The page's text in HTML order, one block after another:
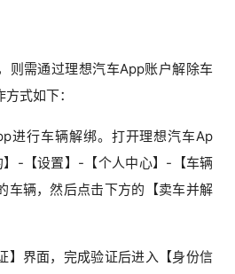
则需通过理想汽车App账户解除车
式如下：
进行车辆解绑。打开理想汽车Ap
】-【设置】-【个人中心】-【车辆
车辆，然后点击下方的【卖车并解
】界面，完成验证后进入【身份信